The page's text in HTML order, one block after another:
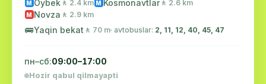
M Oybek 🚶 2.4 km M Kosmonavtlar 🚶 2.6 km
M Novza 🚶 2.9 km
🚌Yaqin bekat 🚶 70 m· avtobuslar: 2, 11, 12, 40, 45, 47
пн–сб:09:00–17:00
Hozir qabul qilmayapti